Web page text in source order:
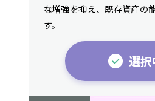
な増強を抑え、既存資産の
す。
選択